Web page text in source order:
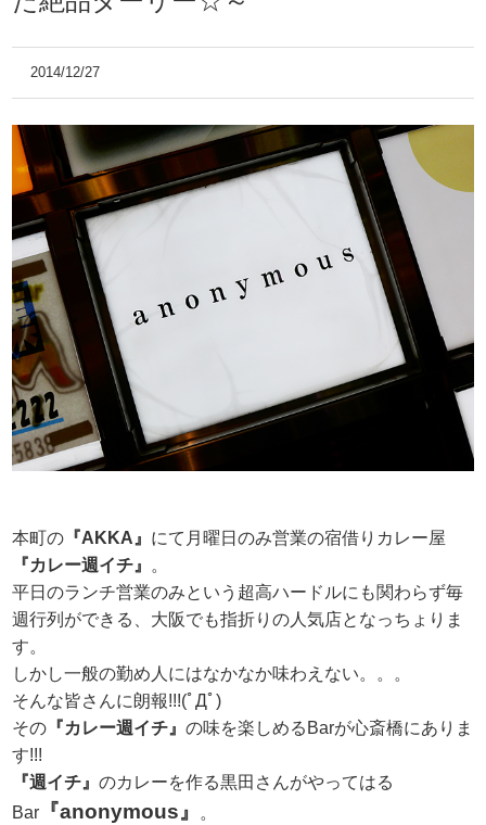
2014/12/27
本町の 『AKKA』 にて月曜日のみ営業の宿借りカレー屋
『カレー週イチ』
。
平日のランチ営業のみという超高ハードルにも関わらず毎
週行列ができる、大阪でも指折りの人気店となっちょりま
す。
しかし一般の勤め人にはなかなか味わえない。。。
そんな皆さんに朗報!!!(ﾟДﾟ)
その 『カレー週イチ』の味を楽しめるBarが心斎橋にありま
す!!!
『週イチ』のカレーを作る黒田さんがやってはる
Bar
『anonymous』
。